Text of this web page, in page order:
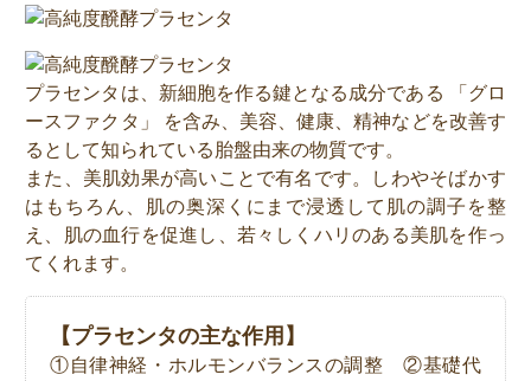
プラセンタは、新細胞を作る鍵となる成分である 「グロ
ースファクタ」 を含み、美容、健康、精神などを改善す
るとして知られている胎盤由来の物質です。
また、美肌効果が高いことで有名です。しわやそばかす
はもちろん、肌の奥深くにまで浸透して肌の調子を整
え、肌の血行を促進し、若々しくハリのある美肌を作っ
てくれます。
【プラセンタの主な作用】
①自律神経・ホルモンバランスの調整 ②基礎代